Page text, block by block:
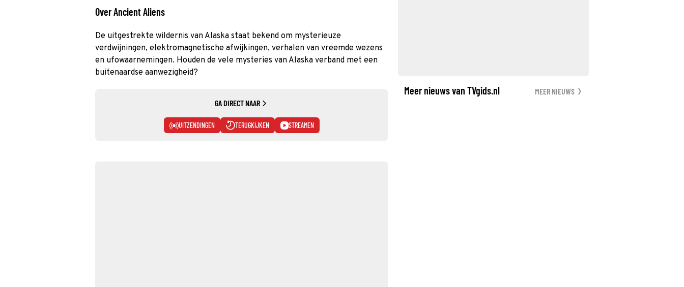
Over Ancient Aliens
De uitgestrekte wildernis van Alaska staat bekend om mysterieuze
verdwijningen, elektromagnetische afwijkingen, verhalen van vreemde wezens
en ufowaarnemingen. Houden de vele mysteries van Alaska verband met een
buitenaardse aanwezigheid?
GA DIRECT NAAR
UITZENDINGEN TERUGKIJKEN STREAMEN
Meer nieuws van TVgids.nl MEER NIEUWS